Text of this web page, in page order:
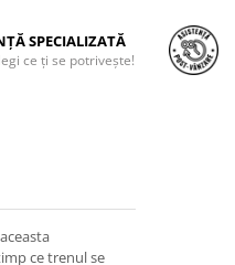
SPECIALIZATĂ
ce ți se potrivește!
ce trenul se